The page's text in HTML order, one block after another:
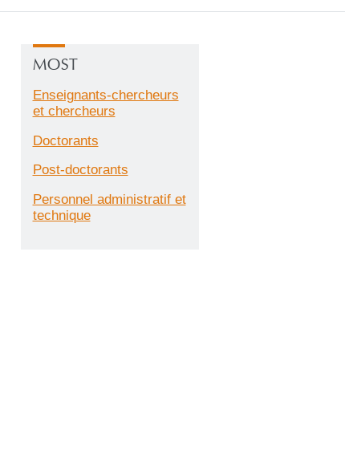
MOST
Enseignants-chercheurs
et chercheurs
Doctorants
Post-doctorants
Personnel administratif et
technique